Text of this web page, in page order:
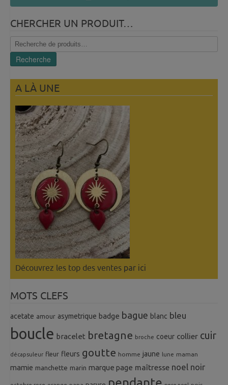
CHERCHER UN PRODUIT…
Recherche
pour :
Recherche
A LÀ UNE
Découvrez les top des ventes par ici
MOTS CLEFS
acetate amour asymetrique badge bague blanc bleu
boucle bracelet bretagne broche coeur collier cuir
décapsuleur fleur fleurs goutte homme jaune lune maman
mamie manchette marin marque page maîtresse noel noir